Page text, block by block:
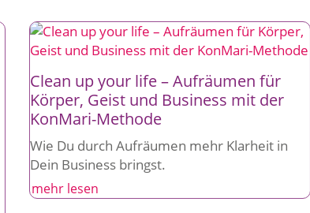
Clean up your life – Aufräumen für
Körper, Geist und Business mit der
KonMari-Methode
Wie Du durch Aufräumen mehr Klarheit in
Dein Business bringst.
mehr lesen